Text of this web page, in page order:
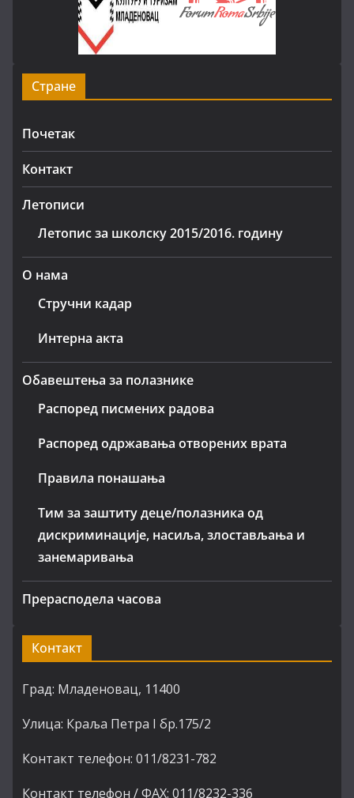
Стране
Почетак
Контакт
Летописи
Летопис за школску 2015/2016. годину
О нама
Стручни кадар
Интерна акта
Обавештења за полазнике
Распоред писмених радова
Распоред одржавања отворених врата
Правила понашања
Тим за заштиту деце/полазника од
дискриминације, насиља, злостављања и
занемаривања
Прерасподела часова
Контакт
Град: Младеновац, 11400
Улица: Краља Петра I бр.175/2
Контакт телефон: 011/8231-782
Контакт телефон / ФАХ: 011/8232-336